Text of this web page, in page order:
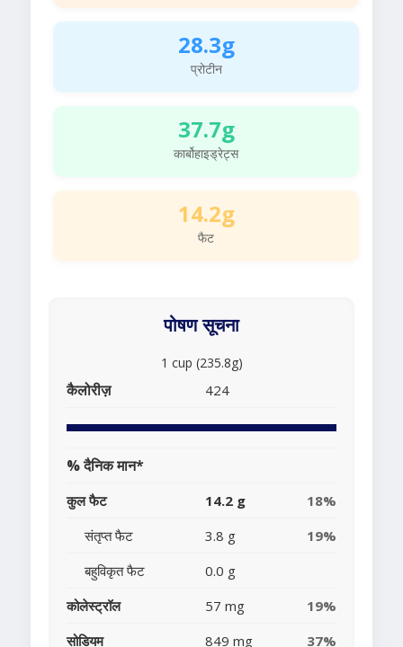
28.3g
प्रोटीन
37.7g
कार्बोहाइड्रेट्स
14.2g
फैट
पोषण सूचना
1 cup (235.8g)
कैलोरीज़ 424
% दैनिक मान*
कुल फैट 14.2 g
18%
संतृप्त फैट
3.8 g
19%
बहुविकृत फैट
0.0 g
कोलेस्ट्रॉल
57 mg
19%
सोडियम
849 mg 37%